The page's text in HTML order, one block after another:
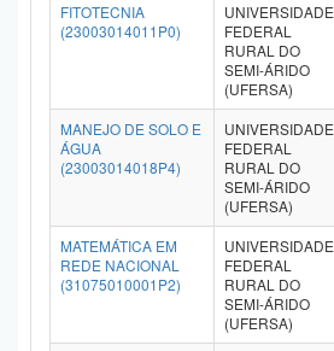
FITOTECNIA
(23003014011P0)
UNIVERSIDADE
FEDERAL
RURAL DO
SEMI-ÁRIDO
(UFERSA)
MANEJO DE SOLO E
ÁGUA
(23003014018P4)
UNIVERSIDADE
FEDERAL
RURAL DO
SEMI-ÁRIDO
(UFERSA)
MATEMÁTICA EM
REDE NACIONAL
(31075010001P2)
UNIVERSIDADE
FEDERAL
RURAL DO
SEMI-ÁRIDO
(UFERSA)